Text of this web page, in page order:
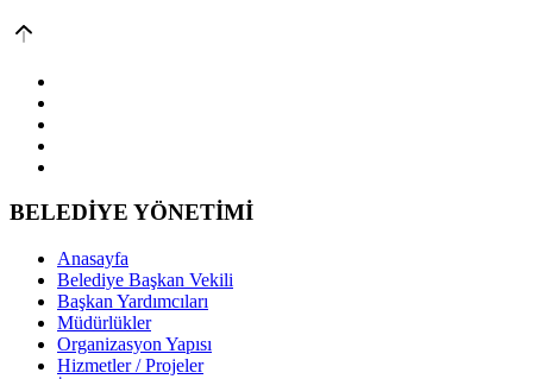
BELEDİYE YÖNETİMİ
Anasayfa
Belediye Başkan Vekili
Başkan Yardımcıları
Müdürlükler
Organizasyon Yapısı
Hizmetler / Projeler